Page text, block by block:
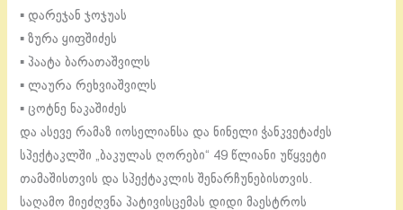
▪️ დარეჯან ჯოჯუას
▪️ ზურა ყიფშიძეს
▪️ პაატა ბარათაშვილს
▪️ ლაურა რეხვიაშვილს
▪️ ცოტნე ნაკაშიძეს
და ასევე რამაზ იოსელიანსა და ნინელი ჭანკვეტაძეს
სპექტაკლში „ბაკულას ღორები“ 49 წლიანი უწყვეტი
თამაშისთვის და სპექტაკლის შენარჩუნებისთვის.
საღამო მიეძღვნა პატივისცემას დიდი მაესტროს